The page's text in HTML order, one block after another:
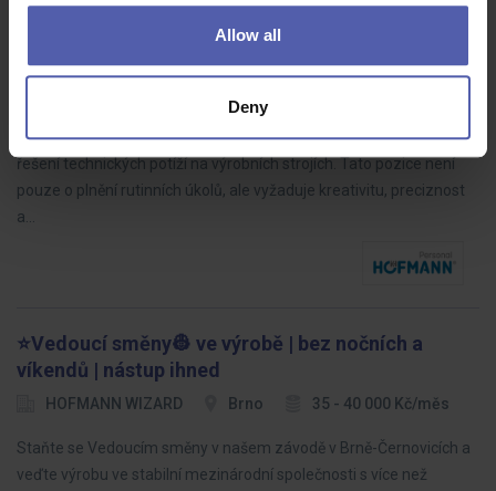
Allow all
Deny
Seřizovač vstřikovacích lisů (m/ž)
HOFMANN WIZARD
okres Tachov
Hledáme šikovné seřizovače pro nastavování a výměnu forem a
řešení technických potíží na výrobních strojích. Tato pozice není
pouze o plnění rutinních úkolů, ale vyžaduje kreativitu, preciznost
a…
⭐Vedoucí směny👷 ve výrobě | bez nočních a
víkendů | nástup ihned
HOFMANN WIZARD Brno 35 - 40 000 Kč/měs
Staňte se Vedoucím směny v našem závodě v Brně-Černovicích a
veďte výrobu ve stabilní mezinárodní společnosti s více než